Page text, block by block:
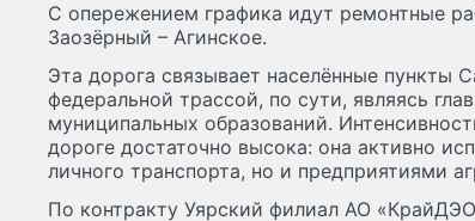
С опережением графика идут ремонтные
Заозёрный – Агинское.
Эта дорога связывает населённые пункты
федеральной трассой, по сути, являясь
муниципальных образований.
дороге достаточно высока: она активно
личного транспорта, но и предприятиями
По контракту Уярский филиал АО